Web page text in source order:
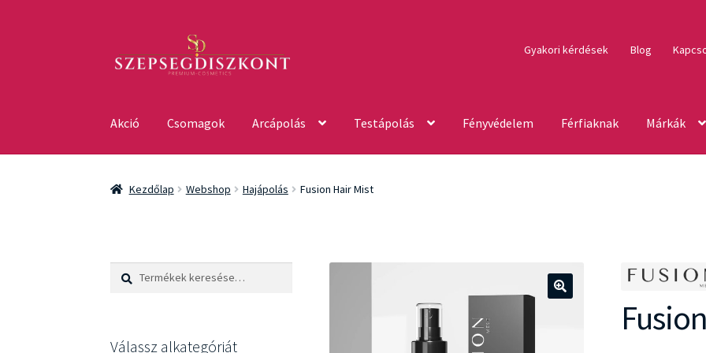
a
navigációhoz
a
Gyakori kérdések Blog
Akció Csomagok Arcápolás Testápolás Fényvédelem Férfiaknak Márkák
Kezdőlap Webshop Hajápolás Fusion Hair Mist
Keresés
Keresés
Válassz alkategóriát